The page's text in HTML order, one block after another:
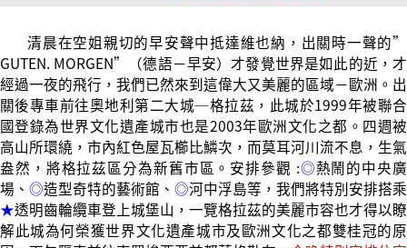
清晨在空姐親切的早安聲中抵達維也納，出關時一聲的”
GUTEN. MORGEN”（德語－早安）才發覺世界是如此的近，才
經過一夜的飛行，我們已然來到這偉大又美麗的區域－歐洲。出
關後專車前往奧地利第二大城─格拉茲，此城於1999年被聯合
國登錄為世界文化遺產城市也是2003年歐洲文化之都。四週被
高山所環繞，市內紅色屋瓦櫛比鱗次，而莫耳河川流不息，生氣
盎然，將格拉茲區分為新舊市區。安排參觀 :◎熱鬧的中央廣
場、 ◎造型奇特的藝術館、 ◎河中浮島等，我們將特別安排搭乘
★透明齒輪纜車登上城堡山，一覽格拉茲的美麗市容也才得以瞭
解此城為何榮獲世界文化遺產城市及歐洲文化之都雙桂冠的原